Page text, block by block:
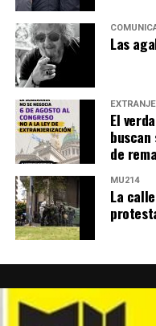
Las
El
de
MU214
La